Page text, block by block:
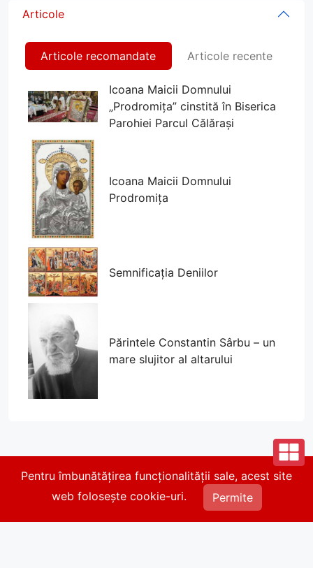
Articole
Articole recomandate Articole recente
Icoana Maicii Domnului
„Prodromița” cinstită în Biserica
Parohiei Parcul Călărași
Icoana Maicii Domnului
Prodromița
Semnificația Deniilor
Părintele Constantin Sârbu – un
mare slujitor al altarului
© 2026 Parohia Parcul Călărași. Toate drepturile
rezervate.
Pentru îmbunătățirea funcționalității sale, acest site
web folosește cookie-uri.
Permite